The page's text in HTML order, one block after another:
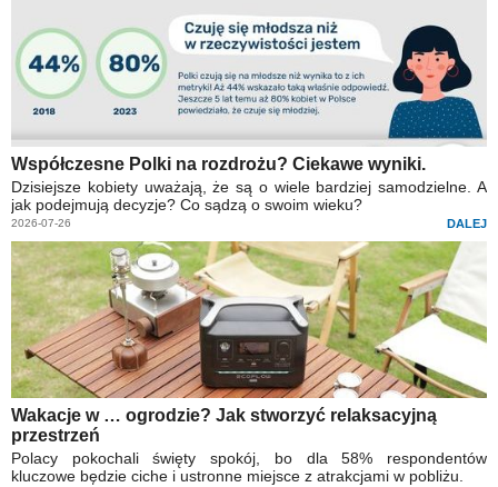
Współczesne Polki na rozdrożu? Ciekawe wyniki.
Dzisiejsze kobiety uważają, że są o wiele bardziej samodzielne. A
jak podejmują decyzje? Co sądzą o swoim wieku?
2026-07-26 DALEJ
Wakacje w … ogrodzie? Jak stworzyć relaksacyjną
przestrzeń
Polacy pokochali święty spokój, bo dla 58% respondentów
kluczowe będzie ciche i ustronne miejsce z atrakcjami w pobliżu.